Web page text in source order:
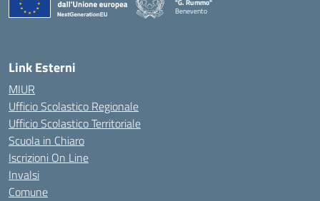
"G. Rummo"
Benevento
Link Esterni
MIUR
Ufficio Scolastico Regionale
Ufficio Scolastico Territoriale
Scuola in Chiaro
Iscrizioni On Line
Invalsi
Comune